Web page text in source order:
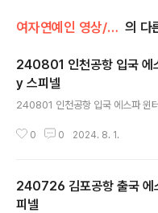
여자연예인 영상/에스파 의 다
240801 인천공항 입국 에
y 스피넬
240801 인천공항 입국 에스파 윈
0 0 2024. 8. 1.
240726 김포공항 출국 에
피넬